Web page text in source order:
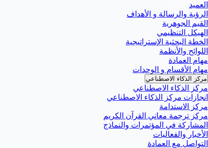
العميد
الرؤية والرسالة و الأهداف
القيم الجوهرية
الهيكل التنظيمي
الخطة البحثية الإستراتيجية
اللوائح والأنظمة
مهام العمادة
مهام الأقسام و الوحدات
مركز الذكاء الاصطناعي
مركز الذكاء الاصطناعي
انجازات مركز الذكاء الاصطناعي
مركز الاستدامة
مركز ترجمة معاني القرآن الكريم
المشاركة في المؤتمرات والنماذج
الأخبار والفعاليات
التواصل مع العمادة